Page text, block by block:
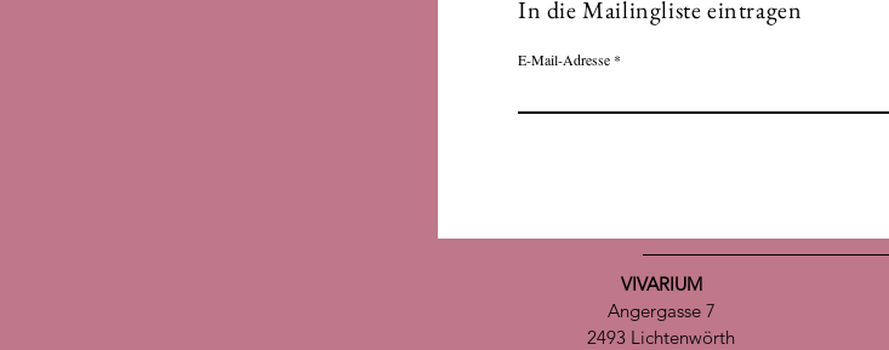
In die Mailingliste eintragen
E-Mail-Adresse
VIVARIUM
Angergasse 7
2493 Lichtenwörth